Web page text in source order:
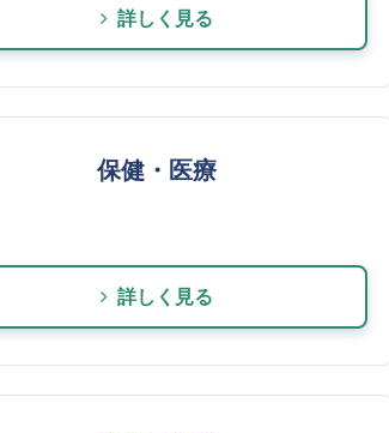
詳しく見る
保健・医療
詳しく見る